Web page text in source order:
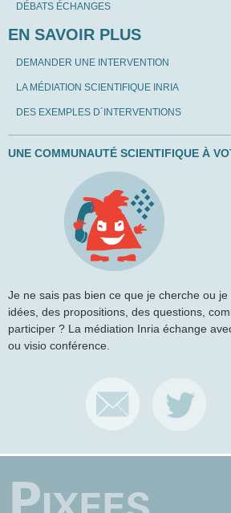
DÉBATS ÉCHANGES
EN SAVOIR PLUS
DEMANDER UNE INTERVENTION
LA MÉDIATION SCIENTIFIQUE INRIA
DES EXEMPLES D´INTERVENTIONS
UNE COMMUNAUTÉ SCIENTIFIQUE À
Je ne sais pas bien ce que je cherche ou
idées, des propositions, des questions,
participer ? La médiation Inria échange
ou visio conférence.